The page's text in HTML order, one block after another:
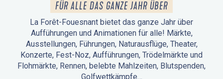
FÜR ALLE DAS GANZE JAHR ÜBER
La Forêt-Fouesnant bietet das ganze Jahr über
Aufführungen und Animationen für alle! Märkte,
Ausstellungen, Führungen, Naturausflüge, Theater,
Konzerte, Fest-Noz, Aufführungen, Trödelmärkte und
Flohmärkte, Rennen, belebte Mahlzeiten, Blutspenden,
Golfwettkämpfe…